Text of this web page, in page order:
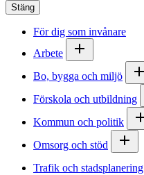
Stäng
För dig som invånare
Arbete
Bo, bygga och miljö
Förskola och utbildning
Kommun och politik
Omsorg och stöd
Trafik och stadsplanering